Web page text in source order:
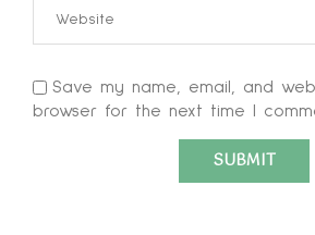
Save my name, email, and
browser for the next time I